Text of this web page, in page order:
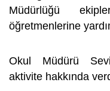
Müdürlüğü
öğretmenlerine
Okul Müdürü
aktivite hakkında